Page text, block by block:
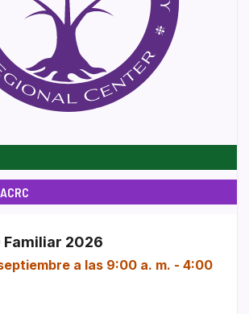
Familiar 2026
a las 9:00 a. m. - 4:00